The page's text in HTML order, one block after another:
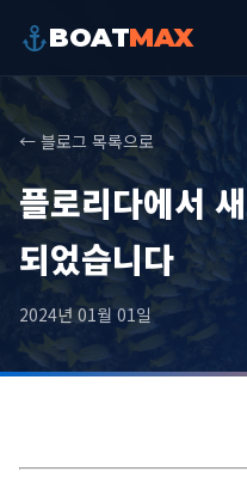
BOATMAX
← 블로그 목록으로
플로리다에서
되었습니다
2024년 01월 01일